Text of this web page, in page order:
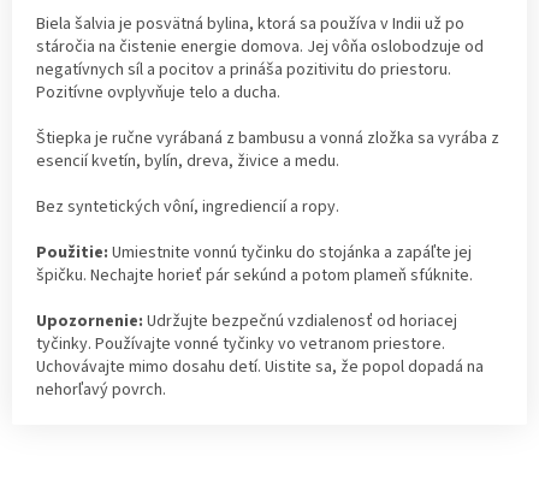
Biela šalvia je posvätná bylina, ktorá sa používa v Indii už po
stáročia na čistenie energie domova. Jej vôňa oslobodzuje od
negatívnych síl a pocitov a prináša pozitivitu do priestoru.
Pozitívne ovplyvňuje telo a ducha.
Štiepka je ručne vyrábaná z bambusu a vonná zložka sa vyrába z
esencií kvetín, bylín, dreva, živice a medu.
Bez syntetických vôní, ingrediencií a ropy.
Použitie: Umiestnite vonnú tyčinku do stojánka a zapáľte jej
špičku. Nechajte horieť pár sekúnd a potom plameň sfúknite.
Upozornenie: Udržujte bezpečnú vzdialenosť od horiacej
tyčinky. Používajte vonné tyčinky vo vetranom priestore.
Uchovávajte mimo dosahu detí. Uistite sa, že popol dopadá na
nehorľavý povrch.